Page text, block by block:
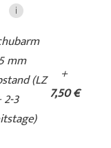
mm
(LZ
2-3
+
7,50 €